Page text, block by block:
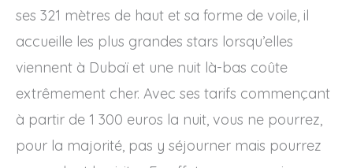
ses 321 mètres de haut et sa forme de voile, il
accueille les plus grandes stars lorsqu’elles
viennent à Dubaï et une nuit là-bas coûte
extrêmement cher. Avec ses tarifs commençant
à partir de 1 300 euros la nuit, vous ne pourrez,
pour la majorité, pas y séjourner mais pourrez